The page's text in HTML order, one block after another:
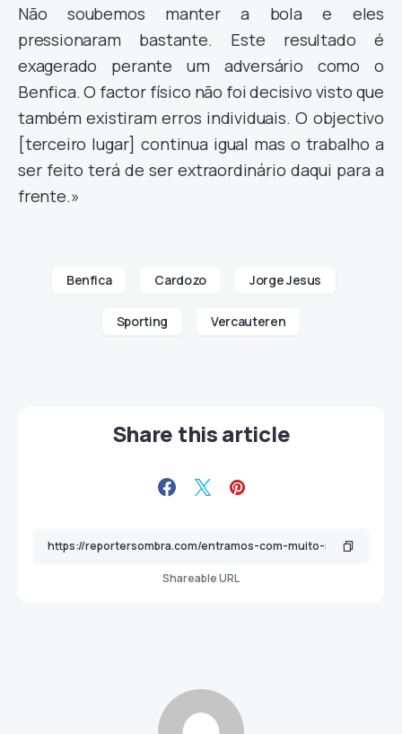
Não soubemos manter a bola e eles
pressionaram bastante. Este resultado é
exagerado perante um adversário como o
Benfica. O factor físico não foi decisivo visto que
também existiram erros individuais. O objectivo
[terceiro lugar] continua igual mas o trabalho a
ser feito terá de ser extraordinário daqui para a
frente.»
Benfica Cardozo Jorge Jesus
Sporting Vercauteren
Share this article
Shareable URL